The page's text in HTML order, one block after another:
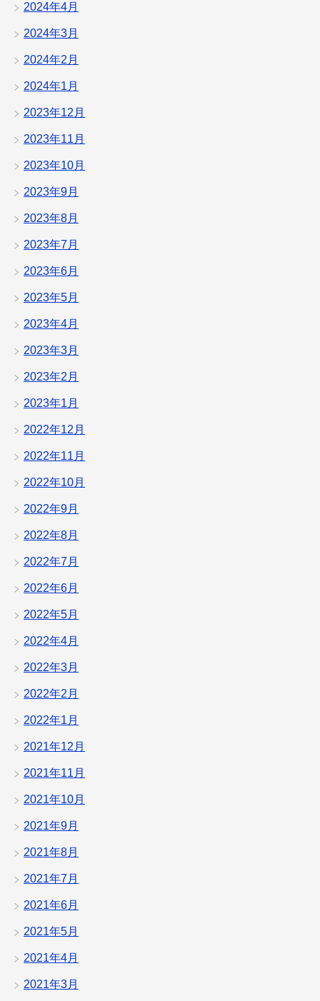
2024年4月
2024年3月
2024年2月
2024年1月
2023年12月
2023年11月
2023年10月
2023年9月
2023年8月
2023年7月
2023年6月
2023年5月
2023年4月
2023年3月
2023年2月
2023年1月
2022年12月
2022年11月
2022年10月
2022年9月
2022年8月
2022年7月
2022年6月
2022年5月
2022年4月
2022年3月
2022年2月
2022年1月
2021年12月
2021年11月
2021年10月
2021年9月
2021年8月
2021年7月
2021年6月
2021年5月
2021年4月
2021年3月